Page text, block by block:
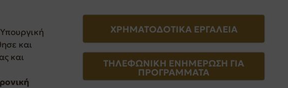
και
και
ΧΡΗΜΑΤΟΔΟΤΙΚΑ ΕΡΓΑΛΕΙΑ
ΤΗΛΕΦΩΝΙΚΗ ΕΝΗΜΕΡΩΣΗ ΓΙΑ
ΠΡΟΓΡΑΜΜΑΤΑ